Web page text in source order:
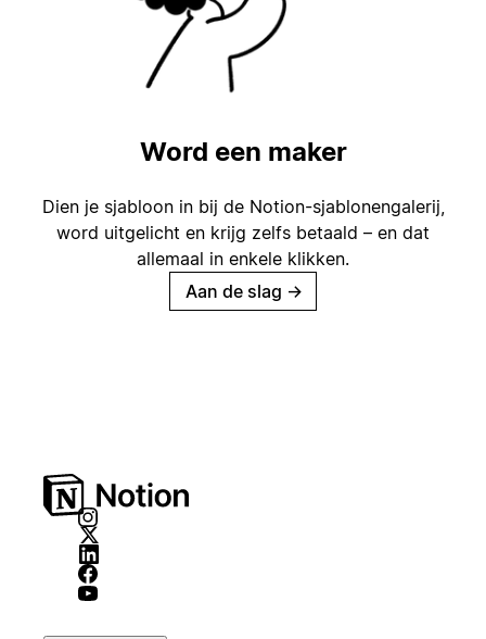
Word een maker
Dien je sjabloon in bij de Notion-sjablonengalerij,
word uitgelicht en krijg zelfs betaald – en dat
allemaal in enkele klikken.
Aan de slag →